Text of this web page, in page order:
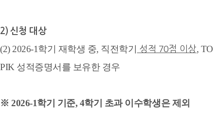
2) 신청 대상
(2) 2026-1학기 재학생 중, 직전학기 성적 70점 이상, TO
PIK 성적증명서를 보유한 경우
※ 2026-1학기 기준, 4학기 초과 이수학생은 제외